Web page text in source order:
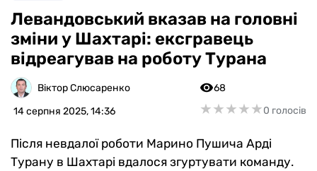
АНАЛІТИКА
ІНТЕРВ'Ю
РІЗНЕ
БУКМЕКЕРИ
Левандовський вказав на головні
зміни у Шахтарі: ексгравець
відреагував на роботу Турана
Віктор Слюсаренко
14 серпня 2025, 14:36
68
★★★★★
★★★★★0 голосів
Після невдалої роботи Марино Пушича Арді
Турану в Шахтарі вдалося згуртувати команду.